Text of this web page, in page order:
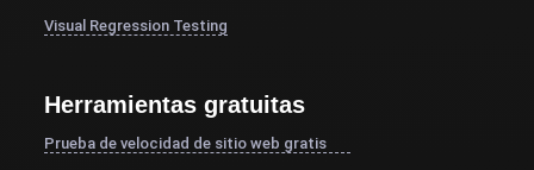
Visual Regression Testing
Herramientas gratuitas
Prueba de velocidad de sitio web gratis